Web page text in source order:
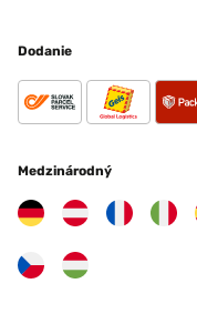
Dodanie
Medzinárodný